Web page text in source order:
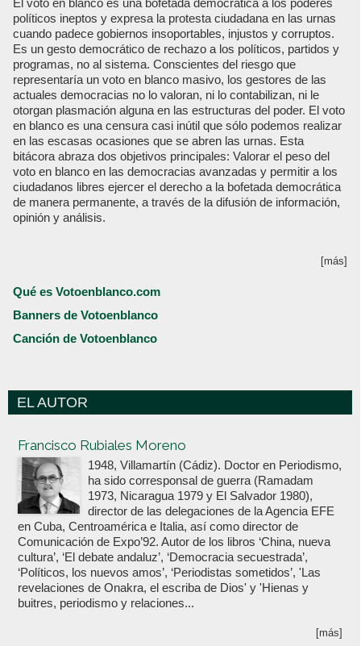
El voto en blanco es una bofetada democrática a los poderes
políticos ineptos y expresa la protesta ciudadana en las urnas
cuando padece gobiernos insoportables, injustos y corruptos.
Es un gesto democrático de rechazo a los políticos, partidos y
programas, no al sistema. Conscientes del riesgo que
representaría un voto en blanco masivo, los gestores de las
actuales democracias no lo valoran, ni lo contabilizan, ni le
otorgan plasmación alguna en las estructuras del poder. El voto
en blanco es una censura casi inútil que sólo podemos realizar
en las escasas ocasiones que se abren las urnas. Esta
bitácora abraza dos objetivos principales: Valorar el peso del
voto en blanco en las democracias avanzadas y permitir a los
ciudadanos libres ejercer el derecho a la bofetada democrática
de manera permanente, a través de la difusión de información,
opinión y análisis.
[más]
Qué es Votoenblanco.com
Banners de Votoenblanco
Canción de Votoenblanco
EL AUTOR
Francisco Rubiales Moreno
1948, Villamartín (Cádiz). Doctor en Periodismo,
ha sido corresponsal de guerra (Ramadam
1973, Nicaragua 1979 y El Salvador 1980),
director de las delegaciones de la Agencia EFE
en Cuba, Centroamérica e Italia, así como director de
Comunicación de Expo’92. Autor de los libros ‘China, nueva
cultura’, ‘El debate andaluz’, ‘Democracia secuestrada’,
‘Políticos, los nuevos amos’, ‘Periodistas sometidos’, 'Las
revelaciones de Onakra, el escriba de Dios' y 'Hienas y
buitres, periodismo y relaciones...
[más]